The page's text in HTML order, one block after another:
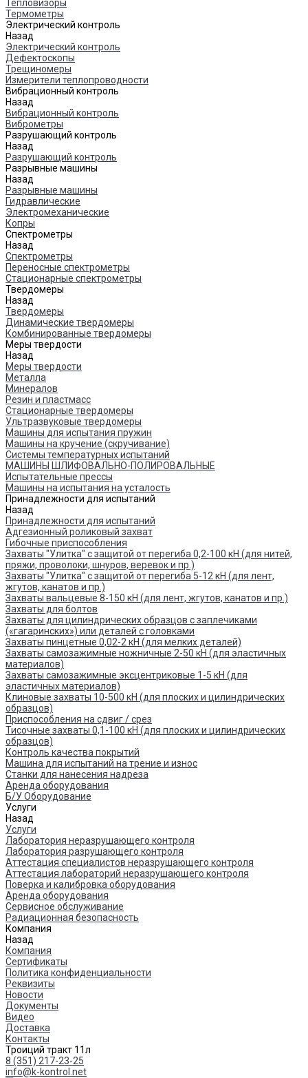
Тепловизоры
Термометры
Электрический контроль
Назад
Электрический контроль
Дефектоскопы
Трещиномеры
Измерители теплопроводности
Вибрационный контроль
Назад
Вибрационный контроль
Виброметры
Разрушающий контроль
Назад
Разрушающий контроль
Разрывные машины
Назад
Разрывные машины
Гидравлические
Электромеханические
Копры
Спектрометры
Назад
Спектрометры
Переносные спектрометры
Стационарные спектрометры
Твердомеры
Назад
Твердомеры
Динамические твердомеры
Комбинированные твердомеры
Меры твердости
Назад
Меры твердости
Металла
Минералов
Резин и пластмасс
Стационарные твердомеры
Ультразвуковые твердомеры
Машины для испытания пружин
Машины на кручение (скручивание)
Системы температурных испытаний
МАШИНЫ ШЛИФОВАЛЬНО-ПОЛИРОВАЛЬНЫЕ
Испытательные прессы
Машины на испытания на усталость
Принадлежности для испытаний
Назад
Принадлежности для испытаний
Адгезионный роликовый захват
Гибочные приспособления
Захваты "Улитка" с защитой от перегиба 0,2-100 кН (для нитей,
пряжи, проволоки, шнуров, веревок и пр.)
Захваты "Улитка" с защитой от перегиба 5-12 кН (для лент,
жгутов, канатов и пр.)
Захваты вальцевые 8-150 кН (для лент, жгутов, канатов и пр.)
Захваты для болтов
Захваты для цилиндрических образцов с заплечиками
(«гагаринских») или деталей с головками
Захваты пинцетные 0,02-2 кН (для мелких деталей)
Захваты самозажимные ножничные 2-50 кН (для эластичных
материалов)
Захваты самозажимные эксцентриковые 1-5 кН (для
эластичных материалов)
Клиновые захваты 10-500 кН (для плоских и цилиндрических
образцов)
Приспособления на сдвиг / срез
Тисочные захваты 0,1-100 кН (для плоских и цилиндрических
образцов)
Контроль качества покрытий
Машина для испытаний на трение и износ
Cтанки для нанесения надреза
Аренда оборудования
Б/У Оборудование
Услуги
Назад
Услуги
Лаборатория неразрушающего контроля
Лаборатория разрушающего контроля
Аттестация специалистов неразрушающего контроля
Аттестация лабораторий неразрушающего контроля
Поверка и калибровка оборудования
Аренда оборудования
Сервисное обслуживание
Радиационная безопасность
Компания
Назад
Компания
Сертификаты
Политика конфиденциальности
Реквизиты
Новости
Документы
Видео
Доставка
Контакты
Троиций тракт 11л
8 (351) 217-23-25
info@k-kontrol.net